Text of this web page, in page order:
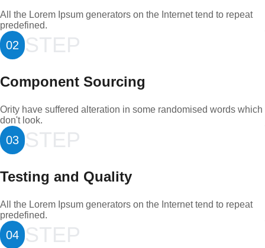
All the Lorem Ipsum generators on the Internet tend to repeat
predefined.
02 STEP
Component Sourcing
Ority have suffered alteration in some randomised words which
don't look.
03 STEP
Testing and Quality
All the Lorem Ipsum generators on the Internet tend to repeat
predefined.
04 STEP